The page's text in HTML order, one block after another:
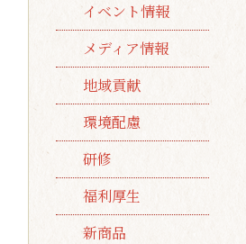
イベント情報
メディア情報
地域貢献
環境配慮
研修
福利厚生
新商品